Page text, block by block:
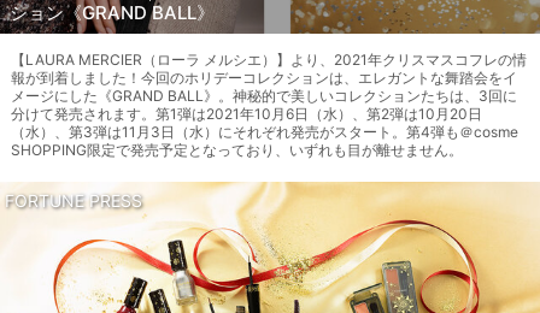
ション《GRAND BALL》
【LAURA MERCIER（ローラ メルシエ）】より、2021年クリスマスコフレの情
報が到着しました！今回のホリデーコレクションは、エレガントな舞踏会をイ
メージにした《GRAND BALL》。神秘的で美しいコレクションたちは、3回に
分けて発売されます。第1弾は2021年10月6日（水）、第2弾は10月20日
（水）、第3弾は11月3日（水）にそれぞれ発売がスタート。第4弾も＠cosme
SHOPPING限定で発売予定となっており、いずれも目が離せません。
FORTUNE PRESS